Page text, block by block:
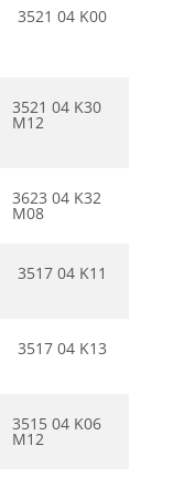
3521 04 K00
3521 04 K30
M12
3623 04 K32
M08
3517 04 K11
3517 04 K13
3515 04 K06
M12